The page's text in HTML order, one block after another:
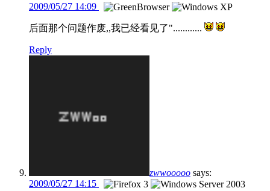
2009/05/27 14:09
后面那个问题作废,,我已经看见了"............
Reply
zwwooooo says:
2009/05/27 14:15